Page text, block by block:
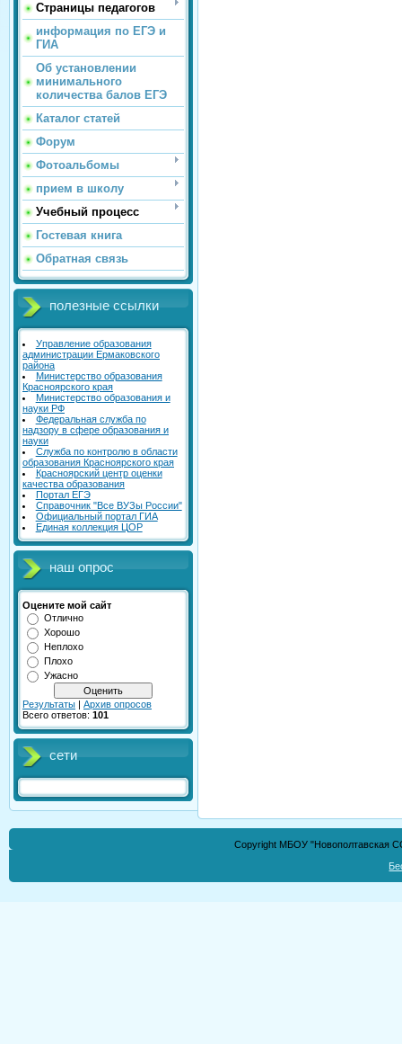
Страницы педагогов
информация по ЕГЭ и
ГИА
Об установлении
минимального
количества балов ЕГЭ
Каталог статей
Форум
Фотоальбомы
прием в школу
Учебный процесс
Гостевая книга
Обратная связь
полезные ссылки
Управление образования
администрации Ермаковского
района
Министерство образования
Красноярского края
Министерство образования и
науки РФ
Федеральная служба по
надзору в сфере образования и
науки
Служба по контролю в области
образования Красноярского края
Красноярский центр оценки
качества образования
Портал ЕГЭ
Справочник "Все ВУЗы России"
Официальный портал ГИА
Единая коллекция ЦОР
наш опрос
Оцените мой сайт
Отлично
Хорошо
Неплохо
Плохо
Ужасно
Результаты | Архив опросов
Всего ответов: 101
сети
Copyright МБОУ "Новополтавская